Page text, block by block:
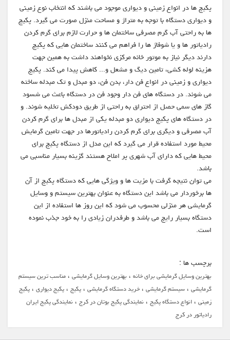
پکیج ها در انواع زمینی و دیواری موجود می باشند که انتخاب نوع زمینی
و دیواری دستگاه با توجه به متراژ و مساحت منزل صورت می گیرد. پکیج
ها به راحتی آب گرم مصرفی ساختمان ها و حرارت لازم برای گرم کردن
رادیاتور ها و یا شوفاژ ها را فراهم می کنند ساختمان هایی که پکیج
دارند دیگر نیاز به موتور خانه مرکزی نخواهند داشت به همین جهت
هزینه لوله کشی، تامین دیگ و مشعل و... کاهش پیدا می کند. پکیج
دیواری و زمینی در انواع فن دار، بدن فن، دو مبدل و تک مبدله ساخته
می شوند. در دستگاه های فن دار وجود فن در دستگاه باعث می شسود
گاز های سمی حصل از احتراق به راحتی از طریق دودکش تخلیه شوند. و
در دستگاه های پکیج دیواری دو مبدله یکی از مبدل ها برای گرم کردن
آب مصرفی و دیگری برای گرم کردن رادیاتورها در جهت تامین گرمایش
محیط مورد استفاده قرار می گیرد که این مدل از دستگاه پکیج برای
محیط هایی که دارای آب شهری پر املاح هستند گزینه بسیار مناسبی می
باشد.
می توان نتیجه گرفت با مزیت ها و ویژگی هایی که دستگاه پکیج از آن
ها برخوردار می باشد این دستگاه به عنوان بهترین سیستم و وسایل
گرمایشی هر منزلی محسوب می شود که این روز ها استفاده از این
دستگاه بسیار رایج می باشد و طرفدران زیادی را به خود جذب نموده
است.
برچسب ها :
بهترین وسایل گرمایشی برای خانه،بهترین وسایل گرمایشی،مناسب ترین سیستم
گرمایشی،سیستم گرمایشی،خرید دستگاه گرمایشی،پکیج،پکیج دیواری،پکیج
زمینی،انواع دستگاه پکیج،نمایندگی پکیج بوتان در کرج،نمایندگی پکیج ایران
رادیاتور در کرج